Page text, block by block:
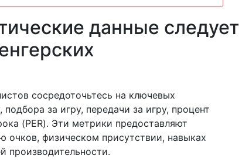
данные следует
сосредоточьтесь на ключевых
за игру, передачи за игру, процент
(PER). Эти метрики предоставляют
физическом присутствии, навыках
производительности.